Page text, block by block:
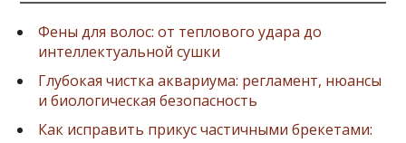
Фены для волос: от теплового удара до
интеллектуальной сушки
Глубокая чистка аквариума: регламент, нюансы
и биологическая безопасность
Как исправить прикус частичными брекетами: